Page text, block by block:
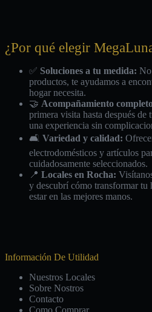
¿Por qué elegir
✅ Soluciones a tu medida:
productos, te ayudamos a
hogar necesita.
🤝 Acompañamiento
primera visita hasta después de
una experiencia sin
🛋️ Variedad y calidad:
electrodomésticos y artículos
cuidadosamente seleccionados.
📍 Locales en Rocha:
y descubrí cómo transformar tu
estar en las mejores manos.
Información De Utilidad
Nuestros Locales
Sobre Nostros
Contacto